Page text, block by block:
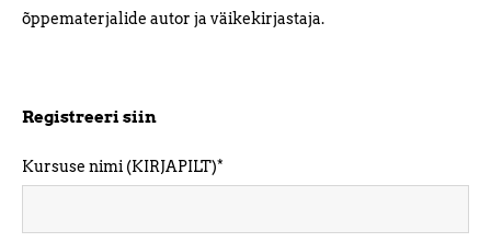
õppematerjalide autor ja väikekirjastaja.
Registreeri siin
Kursuse nimi (KIRJAPILT)